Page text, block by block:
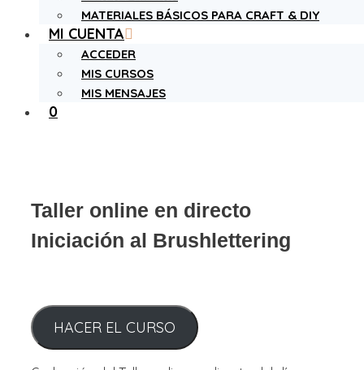
MATERIALES BÁSICOS PARA CRAFT & DIY
MI CUENTA
ACCEDER
MIS CURSOS
MIS MENSAJES
0
Taller online en directo
Iniciación al Brushlettering
HACER EL CURSO